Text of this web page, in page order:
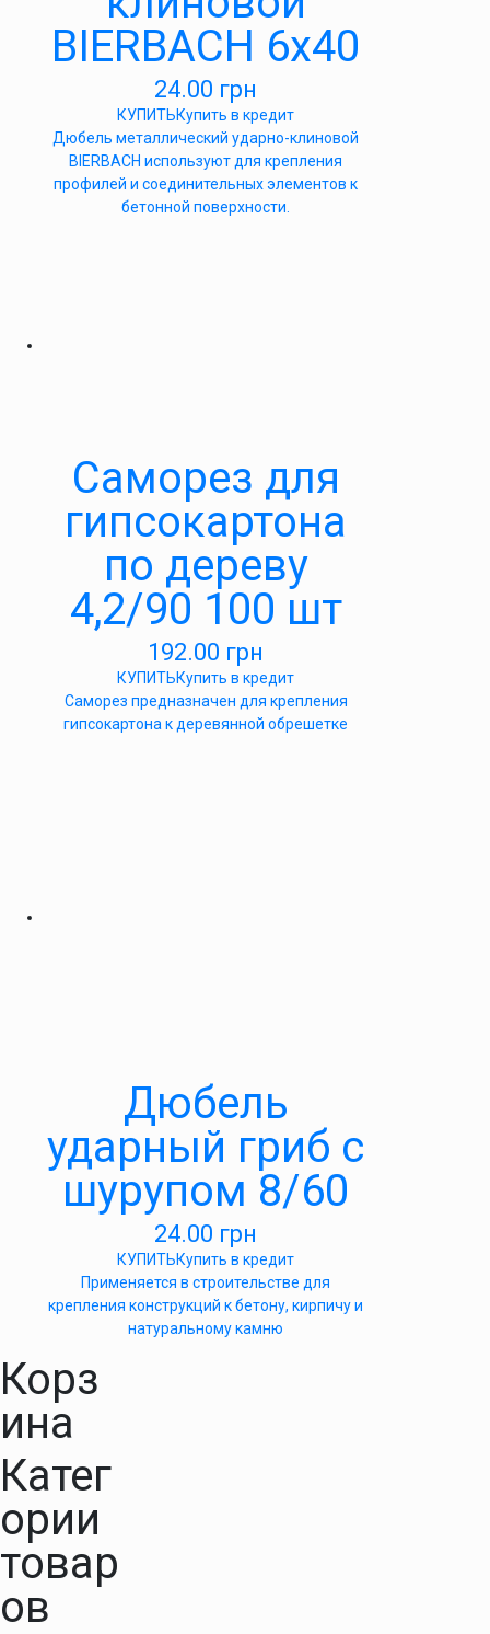
BIERBACH 6х40
24.00 грн
КУПИТЬКупить в кредит
Дюбель металлический ударно-клиновой
BIERBACH используют для крепления
профилей и соединительных элементов к
бетонной поверхности.
Саморез для
гипсокартона
по дереву
4,2/90 100 шт
192.00 грн
КУПИТЬКупить в кредит
Саморез предназначен для крепления
гипсокартона к деревянной обрешетке
Дюбель
ударный гриб с
шурупом 8/60
24.00 грн
КУПИТЬКупить в кредит
Применяется в строительстве для
крепления конструкций к бетону, кирпичу и
натуральному камню
Корз
ина
Катег
ории
товар
ов